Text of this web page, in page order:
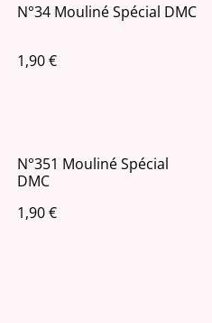
N°34 Mouliné Spécial DMC
1,90 €
N°351 Mouliné Spécial
DMC
1,90 €